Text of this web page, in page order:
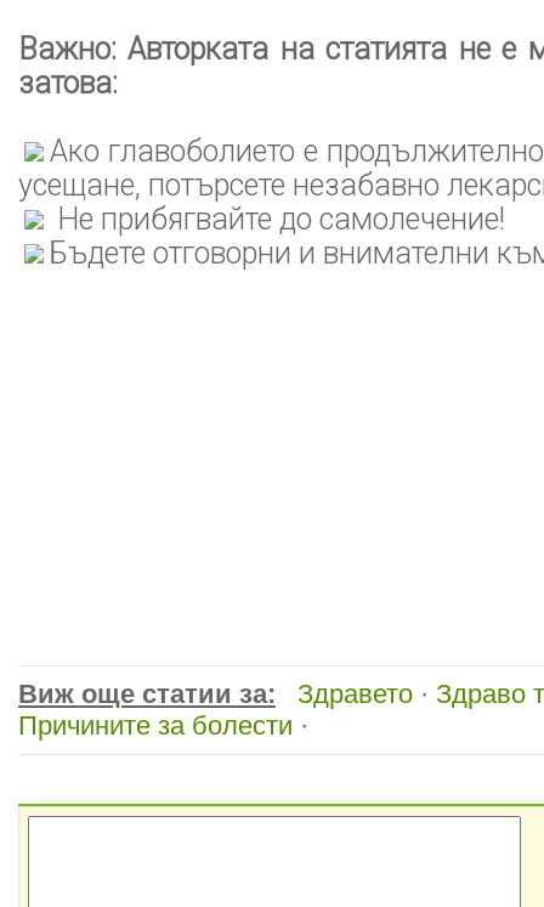
Важно: Авторката на статията не е
затова:
Ако главоболието е
усещане, потърсете незабавно
Не прибягвайте до самолечение!
Бъдете отговорни и внимателни
Виж още статии за: Здравето · Здраво
Причините за болести ·